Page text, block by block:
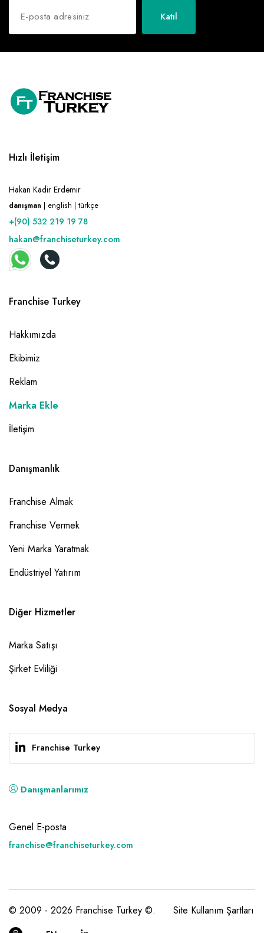
Katıl
Hızlı İletişim
Hakan Kadir Erdemir
danışman | english | türkçe
+(90) 532 219 19 78
hakan@franchiseturkey.com
Franchise Turkey
Hakkımızda
Ekibimiz
Reklam
Marka Ekle
İletişim
Danışmanlık
Franchise Almak
Franchise Vermek
Yeni Marka Yaratmak
Endüstriyel Yatırım
Diğer Hizmetler
Marka Satışı
Şirket Evliliği
Sosyal Medya
Franchise Turkey
Danışmanlarımız
Genel E-posta
franchise@franchiseturkey.com
© 2009 - 2026 Franchise Turkey ©. Site Kullanım Şartları